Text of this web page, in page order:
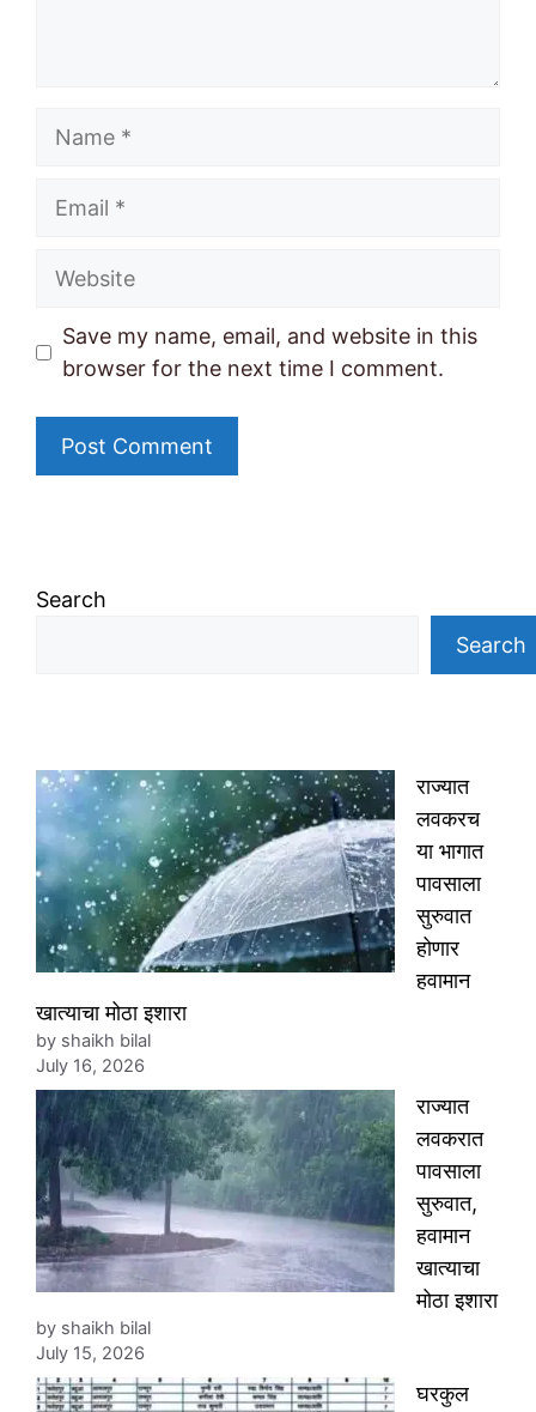
Website
Save my name, email, and website in this
browser for the next time I comment.
Search
Search
राज्यात
लवकरच
या भागात
पावसाला
सुरुवात
होणार
हवामान
खात्याचा मोठा इशारा
by shaikh bilal
July 16, 2026
राज्यात
लवकरात
पावसाला
सुरुवात,
हवामान
खात्याचा
मोठा इशारा
by shaikh bilal
July 15, 2026
घरकुल